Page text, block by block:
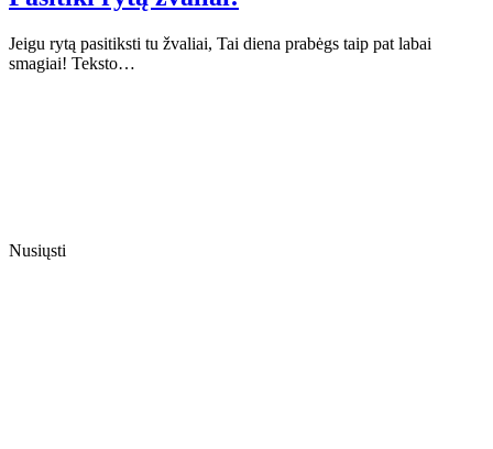
Jeigu rytą pasitiksti tu žvaliai, Tai diena prabėgs taip pat labai
smagiai! Teksto…
Nusiųsti